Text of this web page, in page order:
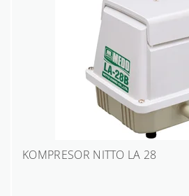
KOMPRESOR NITTO LA 28